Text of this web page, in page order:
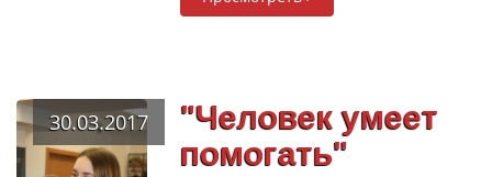
30.03.2017
"Человек умеет
помогать"